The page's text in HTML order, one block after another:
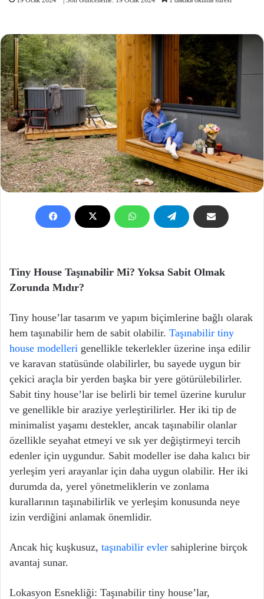
Tiny House Taşınabilir Mi? Yoksa Sabit Olmak
Zorunda Mıdır?
Tiny house’lar tasarım ve yapım biçimlerine bağlı olarak
hem taşınabilir hem de sabit olabilir. Taşınabilir tiny
house modelleri genellikle tekerlekler üzerine inşa edilir
ve karavan statüsünde olabilirler, bu sayede uygun bir
çekici araçla bir yerden başka bir yere götürülebilirler.
Sabit tiny house’lar ise belirli bir temel üzerine kurulur
ve genellikle bir araziye yerleştirilirler. Her iki tip de
minimalist yaşamı destekler, ancak taşınabilir olanlar
özellikle seyahat etmeyi ve sık yer değiştirmeyi tercih
edenler için uygundur. Sabit modeller ise daha kalıcı bir
yerleşim yeri arayanlar için daha uygun olabilir. Her iki
durumda da, yerel yönetmeliklerin ve zonlama
kurallarının taşınabilirlik ve yerleşim konusunda neye
izin verdiğini anlamak önemlidir.
Ancak hiç kuşkusuz, taşınabilir evler sahiplerine birçok
avantaj sunar.
Lokasyon Esnekliği: Taşınabilir tiny house’lar,